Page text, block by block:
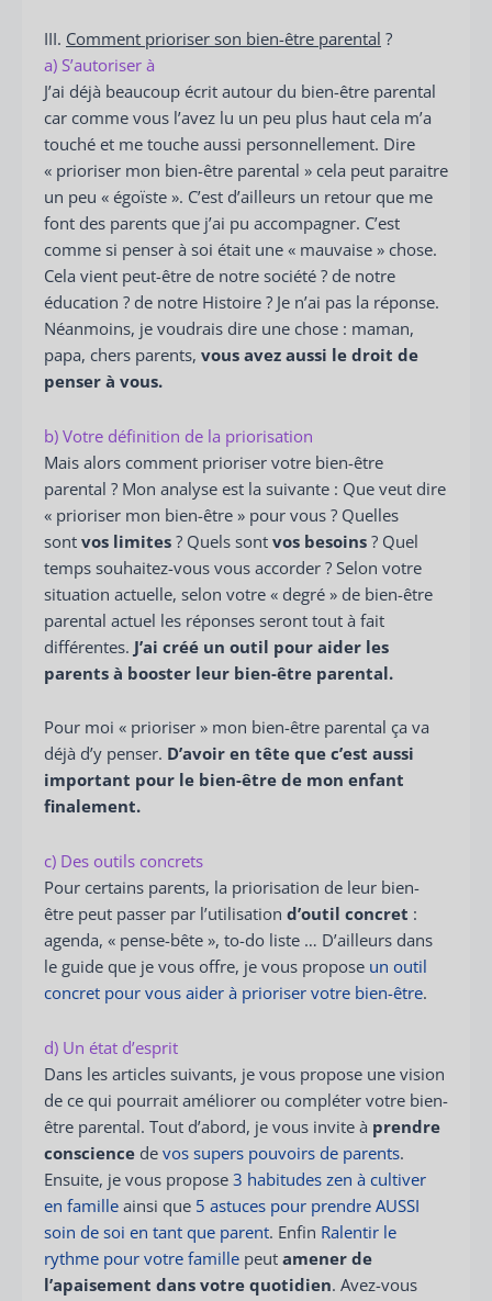
III. Comment prioriser son bien-être parental ?
a) S’autoriser à
J’ai déjà beaucoup écrit autour du bien-être parental
car comme vous l’avez lu un peu plus haut cela m’a
touché et me touche aussi personnellement. Dire
« prioriser mon bien-être parental » cela peut paraitre
un peu « égoïste ». C’est d’ailleurs un retour que me
font des parents que j’ai pu accompagner. C’est
comme si penser à soi était une « mauvaise » chose.
Cela vient peut-être de notre société ? de notre
éducation ? de notre Histoire ? Je n’ai pas la réponse.
Néanmoins, je voudrais dire une chose : maman,
papa, chers parents, vous avez aussi le droit de
penser à vous.
b) Votre définition de la priorisation
Mais alors comment prioriser votre bien-être
parental ? Mon analyse est la suivante : Que veut dire
« prioriser mon bien-être » pour vous ? Quelles
sont vos limites ? Quels sont vos besoins ? Quel
temps souhaitez-vous vous accorder ? Selon votre
situation actuelle, selon votre « degré » de bien-être
parental actuel les réponses seront tout à fait
différentes. J’ai créé un outil pour aider les
parents à booster leur bien-être parental.
Pour moi « prioriser » mon bien-être parental ça va
déjà d’y penser. D’avoir en tête que c’est aussi
important pour le bien-être de mon enfant
finalement.
c) Des outils concrets
Pour certains parents, la priorisation de leur bien-
être peut passer par l’utilisation d’outil concret :
agenda, « pense-bête », to-do liste … D’ailleurs dans
le guide que je vous offre, je vous propose un outil
concret pour vous aider à prioriser votre bien-être.
d) Un état d’esprit
Dans les articles suivants, je vous propose une vision
de ce qui pourrait améliorer ou compléter votre bien-
être parental. Tout d’abord, je vous invite à prendre
conscience de vos supers pouvoirs de parents.
Ensuite, je vous propose 3 habitudes zen à cultiver
en famille ainsi que 5 astuces pour prendre AUSSI
soin de soi en tant que parent. Enfin Ralentir le
rythme pour votre famille peut amener de
l’apaisement dans votre quotidien. Avez-vous